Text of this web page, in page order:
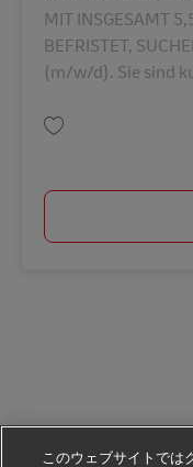
MIT INSGESAMT
BEFRISTET,
(m/w/d). Sie sind
このウェブサイトでは